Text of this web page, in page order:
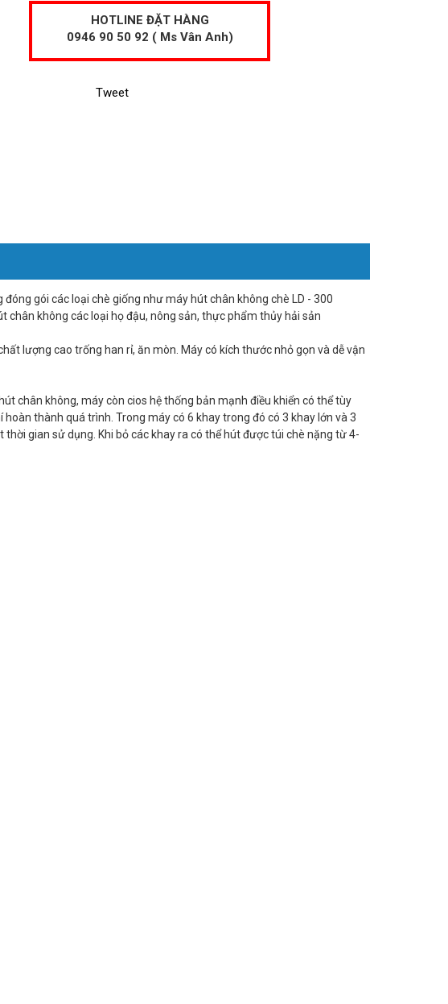
HOTLINE ĐẶT HÀNG
0946 90 50 92 ( Ms Vân Anh)
Tweet
gói các loại chè giống như máy hút chân không chè LD - 300
không các loại họ đậu, nông sản, thực phẩm thủy hải sản
lượng cao trống han rỉ, ăn mòn. Máy có kích thước nhỏ gọn và dễ vận
chân không, máy còn cios hệ thống bản mạnh điều khiển có thể tùy
thành quá trình. Trong máy có 6 khay trong đó có 3 khay lớn và 3
gian sử dụng. Khi bỏ các khay ra có thể hút được túi chè nặng từ 4-